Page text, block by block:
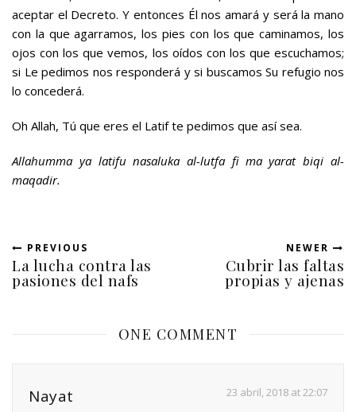
aceptar el Decreto. Y entonces Él nos amará y será la mano
con la que agarramos, los pies con los que caminamos, los
ojos con los que vemos, los oídos con los que escuchamos;
si Le pedimos nos responderá y si buscamos Su refugio nos
lo concederá.
Oh Allah, Tú que eres el Latif te pedimos que así sea.
Allahumma ya latifu nasaluka al-lutfa fi ma yarat biqi al-
maqadir.
PREVIOUS
La lucha contra las
pasiones del nafs
NEWER
Cubrir las faltas
propias y ajenas
ONE COMMENT
Nayat 23 abril, 2018 at 22:07